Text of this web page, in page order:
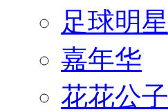
足球明星
嘉年华
花花公子